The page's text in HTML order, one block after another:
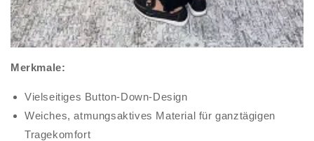
Merkmale:
Vielseitiges Button-Down-Design
Weiches, atmungsaktives Material für ganztägigen
Tragekomfort